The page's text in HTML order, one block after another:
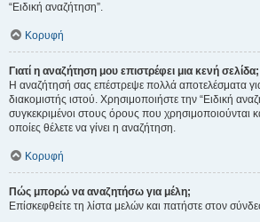
“Ειδική αναζήτηση”.
Κορυφή
Γιατί η αναζήτηση μου επιστρέφει μια κενή σελίδα;
Η αναζήτησή σας επέστρεψε πολλά αποτελέσματα για
διακομιστής ιστού. Χρησιμοποιήστε την “Ειδική
συγκεκριμένοι στους όρους που χρησιμοποιούνται
οποίες θέλετε να γίνει η αναζήτηση.
Κορυφή
Πώς μπορώ να αναζητήσω για μέλη;
Επίσκεφθείτε τη λίστα μελών και πατήστε στον